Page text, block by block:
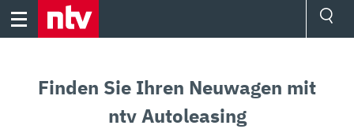
Skip
Finden Sie Ihren Neuwagen mit
ntv Autoleasing